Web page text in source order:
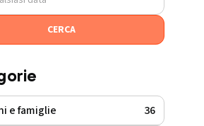
CERCA
e famiglie
36